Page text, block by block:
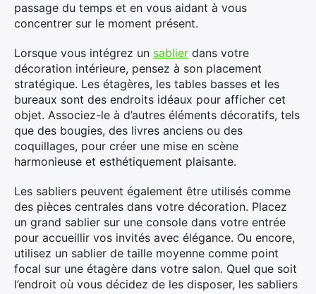
passage du temps et en vous aidant à vous
concentrer sur le moment présent.
Lorsque vous intégrez un sablier dans votre
décoration intérieure, pensez à son placement
stratégique. Les étagères, les tables basses et les
bureaux sont des endroits idéaux pour afficher cet
objet. Associez-le à d’autres éléments décoratifs, tels
que des bougies, des livres anciens ou des
coquillages, pour créer une mise en scène
harmonieuse et esthétiquement plaisante.
Les sabliers peuvent également être utilisés comme
des pièces centrales dans votre décoration. Placez
un grand sablier sur une console dans votre entrée
pour accueillir vos invités avec élégance. Ou encore,
utilisez un sablier de taille moyenne comme point
focal sur une étagère dans votre salon. Quel que soit
l’endroit où vous décidez de les disposer, les sabliers
Rechercher
: